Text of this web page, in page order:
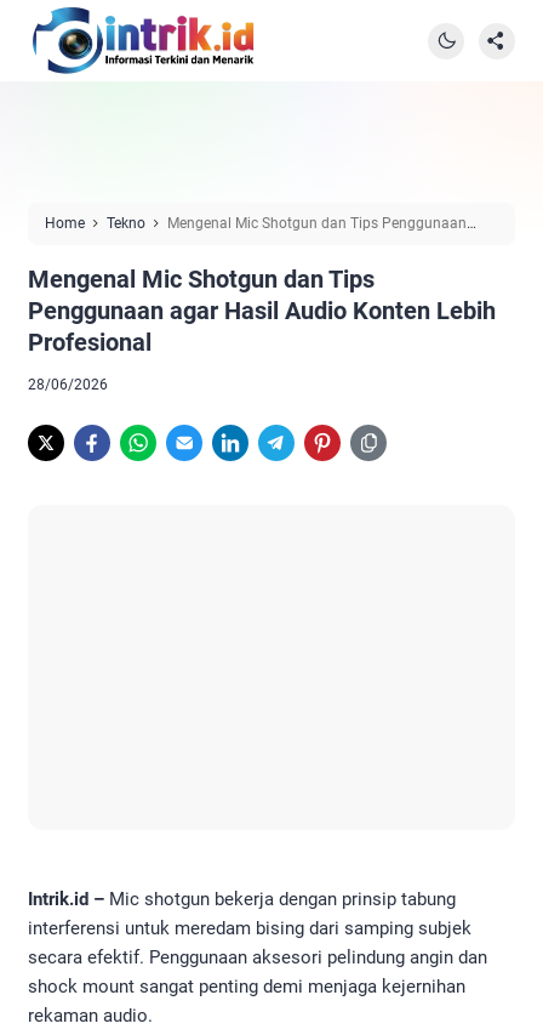
Home Tekno
Mengenal Mic Shotgun dan Tips Penggunaan
Mengenal Mic Shotgun dan Tips
Penggunaan agar Hasil Audio Konten Lebih
Profesional
28/06/2026
Intrik.id – Mic shotgun bekerja dengan prinsip tabung
interferensi untuk meredam bising dari samping subjek
secara efektif. Penggunaan aksesori pelindung angin dan
shock mount sangat penting demi menjaga kejernihan
rekaman audio.